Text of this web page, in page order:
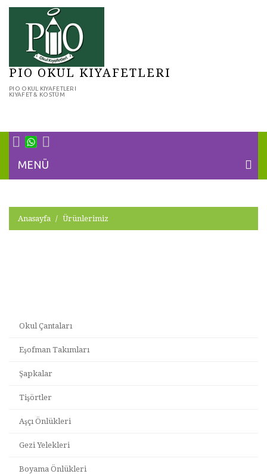
PIO OKUL KIYAFETLERI
PIO OKUL KIYAFETLERI
KIYAFET & KOSTÜM
MENÜ
Anasayfa Ürünlerimiz
Okul Çantaları
Eşofman Takımları
Şapkalar
Tişörtler
Aşçı Önlükleri
Gezi Yelekleri
Boyama Önlükleri